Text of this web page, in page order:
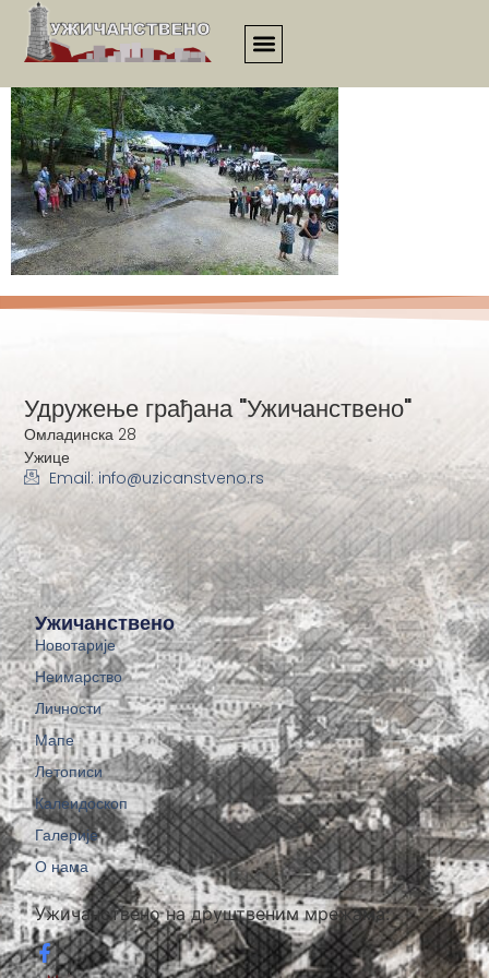
3197
Ужичанствено на друштвеним мрежама:
Ужичанствено
Новотарије
Неимарство
Личности
Мапе
Летописи
Калеидоскоп
Галерије
О нама
Удружење грађана "Ужичанствено"
Омладинска 28
Ужице
Email: info@uzicanstveno.rs